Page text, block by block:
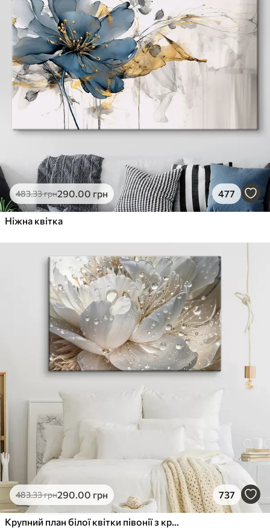
483.33грн290.00 грн 477
Ніжна квітка
483.33грн290.00 грн 737
Крупний план білої квітки півонії з крапельками води на пелюстках на розмитому фоні